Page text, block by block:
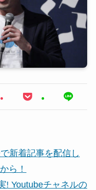
新着記事を配信し
ら！
! Youtubeチャネルの